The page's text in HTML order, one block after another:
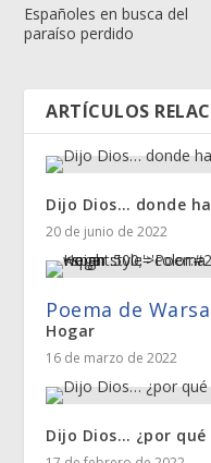
Españoles en busca del
paraíso perdido
ARTÍCULOS
Dijo Dios… donde
20 de junio de 2022
Poema de
Hogar
16 de marzo de 2022
Dijo Dios… ¿por